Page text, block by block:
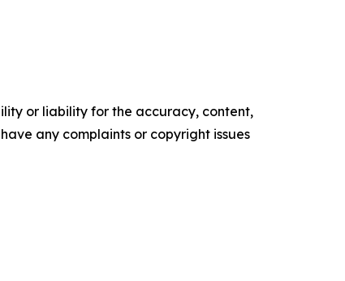
or liability for the accuracy, content,
any complaints or copyright issues